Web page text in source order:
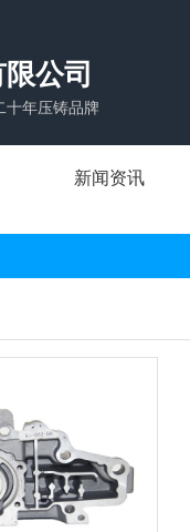
公司
十年压铸品牌
新闻资讯
公司新闻
行业新闻